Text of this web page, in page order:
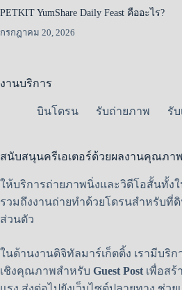
PETKIT YumShare Daily Feast คืออะไร?
กรกฎาคม 20, 2026
งานบริการ
บินโดรน รับถ่ายภาพ รั
สนับสนุนครีเอเตอร์ด้วยผลงานคุณภาพ
ให้บริการถ่ายภาพนิ่งและวิดีโอสั้นทั้ง
รวมถึงงานถ่ายทำด้วยโดรนสำหรับที่
ส่วนตัว
ในด้านงานดิจิทัลมาร์เก็ตติ้ง เรามีบริ
เชิงคุณภาพสำหรับ Guest Post เพื่อสร้